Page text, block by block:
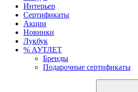
Интерьер
Сертификаты
Акции
Новинки
Лукбук
% АУТЛЕТ
Бренды
Подарочные сертификаты